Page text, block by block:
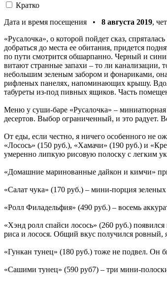
Кратко
Дата и время посещения • 8 августа 2019,
«Русалочка», о которой пойдет сказ,
добраться до места ее обитания, придется
по пути смотрится обшарпанно. Черный и
витают странные запахи – то ли канализации,
небольшим зеленым забором и фонариками,
рифленых панелях, напоминающих крышу.
табуреты из-под пивных ящиков. Часть
Меню у суши-баре «Русалочка» – миниатюрная
десертов. Выбор ограниченный, и это радует.
От еды, если честно, я ничего особенного не
«Лосось» (150 руб.), «Хамачи» (190 руб.) и
умеренно липкую рисовую полоску с легким
«Домашние маринованные дайкон и кимчи»
«Салат чука» (170 руб.) – мини-порция
«Ролл Филадельфия» (490 руб.) – восемь
«Хэнд ролл спайси лосось» (260 руб.)
риса и лосося. Общий вкус получился ровный,
«Гункан тунец» (180 руб.) тоже не подвел. Он
«Сашими тунец» (590 руб7) – три мини-